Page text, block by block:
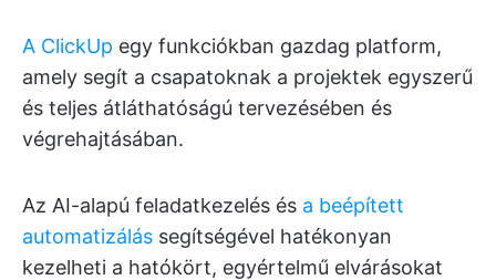
A ClickUp egy funkciókban gazdag platform,
amely segít a csapatoknak a projektek egyszerű
és teljes átláthatóságú tervezésében és
végrehajtásában.
Az AI-alapú feladatkezelés és a beépített
automatizálás segítségével hatékonyan
kezelheti a hatókört, egyértelmű elvárásokat